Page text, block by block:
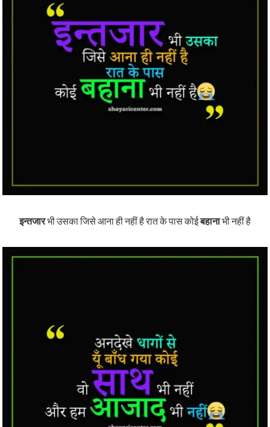
इन्तजारभी उसका जिसे आना ही नहीं है रात के पास कोईबहानाभी नहीं है